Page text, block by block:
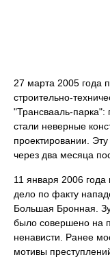
27 марта 2005 года
строительно-
"Трансвааль-
стали неверные
проектировании.
через два месяца
11 января 2006 года
дело по факту
Большая Бронная.
было совершено на
ненависти. Ранее
мотивы